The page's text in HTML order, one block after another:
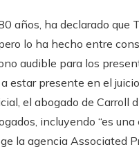
años, ha declarado
lo ha hecho entre
audible para los
estar presente en el
el abogado de Carroll
incluyendo “es
la agencia Associated